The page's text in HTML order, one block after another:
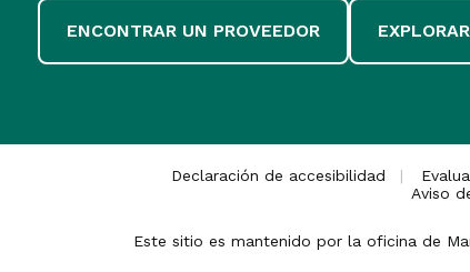
ENCONTRAR UN PROVEEDOR
Declaración de accesibilidad
Aviso
Este sitio es mantenido por la oficina de